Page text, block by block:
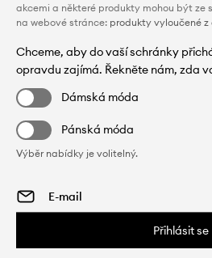
akcemi a některé produkty mohou být ze
na webové stránce: produkty vyloučené z
Chceme, aby do vaší schránky
opravdu zajímá. Řekněte nám, zda
Dámská móda
Pánská móda
Výběr nabídky je volitelný.
Přihlásit se